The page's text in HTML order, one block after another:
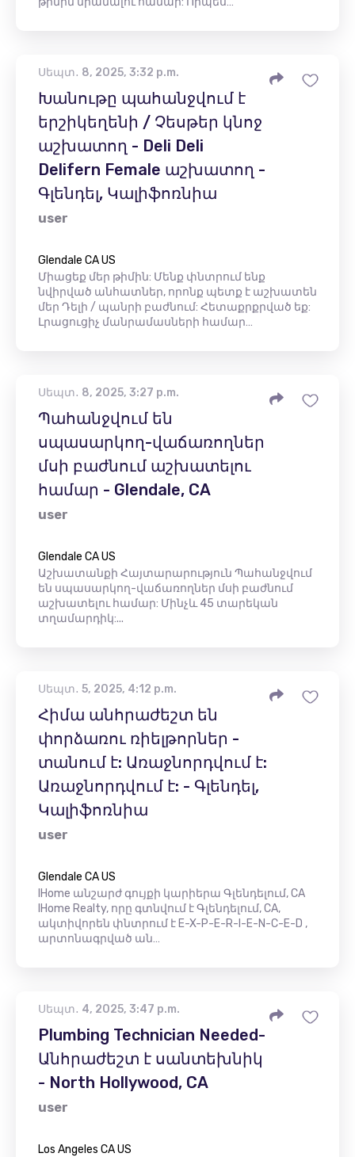
Սեպտ․ 8, 2025, 3:32 p.m.
Խանութը պահանջվում է
երշիկեղենի / Չեսթեր կնոջ
աշխատող - Deli Deli
Delifern Female աշխատող -
Գլենդել, Կալիֆոռնիա
user
Glendale CA US
Միացեք մեր թիմին: Մենք փնտրում ենք
նվիրված անհատներ, որոնք պետք է աշխատեն
մեր Դելի / պանրի բաժնում: Հետաքրքրված եք:
Լրացուցիչ մանրամասների համար…
Սեպտ․ 8, 2025, 3:27 p.m.
Պահանջվում են
սպասարկող-վաճառողներ
մսի բաժնում աշխատելու
համար - Glendale, CA
user
Glendale CA US
Աշխատանքի Հայտարարություն Պահանջվում
են սպասարկող-վաճառողներ մսի բաժնում
աշխատելու համար: Մինչև 45 տարեկան
տղամարդիկ:...
Սեպտ․ 5, 2025, 4:12 p.m.
Հիմա անհրաժեշտ են
փորձառու ռիելթորներ -
տանում է: Առաջնորդվում է:
Առաջնորդվում է: - Գլենդել,
Կալիֆոռնիա
user
Glendale CA US
IHome անշարժ գույքի կարիերա Գլենդելում, CA
IHome Realty, որը գտնվում է Գլենդելում, CA,
ակտիվորեն փնտրում է E-X-P-E-R-I-E-N-C-E-D ,
արտոնագրված ան…
Սեպտ․ 4, 2025, 3:47 p.m.
Plumbing Technician Needed-
Անհրաժեշտ է սանտեխնիկ
- North Hollywood, CA
user
Los Angeles CA US